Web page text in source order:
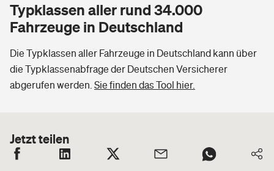
Typklassen aller rund 34.000
Fahrzeuge in Deutschland
Die Typklassen aller Fahrzeuge in Deutschland kann über
die Typklassenabfrage der Deutschen Versicherer
abgerufen werden. Sie finden das Tool hier.
Jetzt teilen